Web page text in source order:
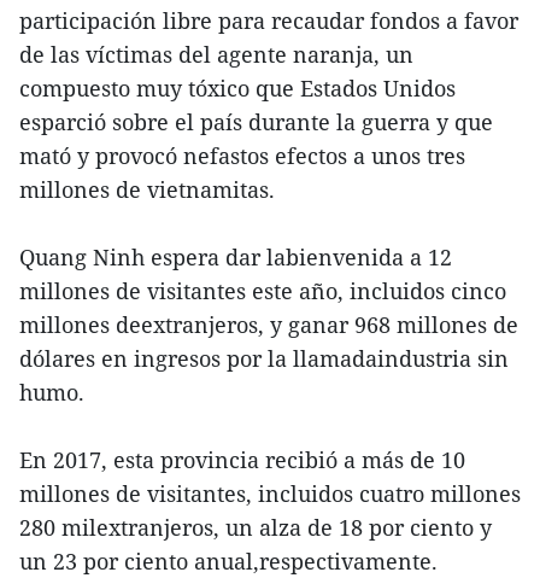
participación libre para recaudar fondos a favor
de las víctimas del agente naranja, un
compuesto muy tóxico que Estados Unidos
esparció sobre el país durante la guerra y que
mató y provocó nefastos efectos a unos tres
millones de vietnamitas.
Quang Ninh espera dar labienvenida a 12
millones de visitantes este año, incluidos cinco
millones deextranjeros, y ganar 968 millones de
dólares en ingresos por la llamadaindustria sin
humo.
En 2017, esta provincia recibió a más de 10
millones de visitantes, incluidos cuatro millones
280 milextranjeros, un alza de 18 por ciento y
un 23 por ciento anual,respectivamente.